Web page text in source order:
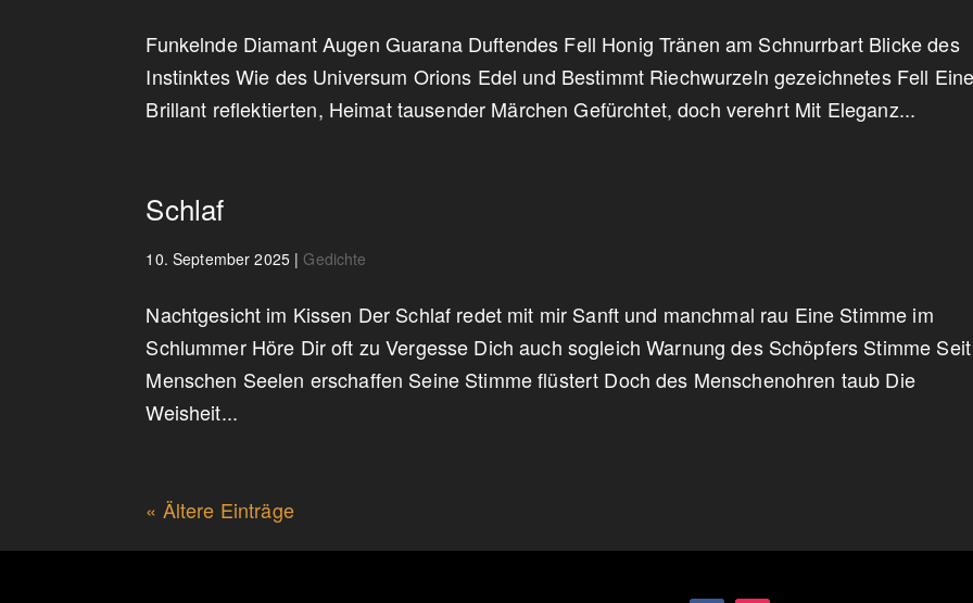
Funkelnde Diamant Augen Guarana Duftendes Fell Honig Tränen am Schnurrbart Blicke des
Instinktes Wie des Universum Orions Edel und Bestimmt Riechwurzeln gezeichnetes Fell
Brillant reflektierten, Heimat tausender Märchen Gefürchtet, doch verehrt Mit Eleganz...
Schlaf
10. September 2025 |Gedichte
Nachtgesicht im Kissen Der Schlaf redet mit mir Sanft und manchmal rau Eine Stimme im
Schlummer Höre Dir oft zu Vergesse Dich auch sogleich Warnung des Schöpfers Stimme Seit
Menschen Seelen erschaffen Seine Stimme flüstert Doch des Menschenohren taub Die
Weisheit...
« Ältere Einträge